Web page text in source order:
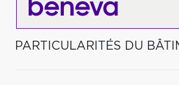
PARTICULARITÉS DU